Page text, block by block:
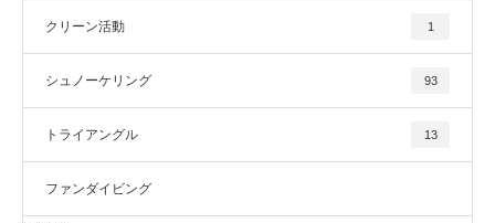
クリーン活動 1
シュノーケリング 93
トライアングル 13
ファンダイビング